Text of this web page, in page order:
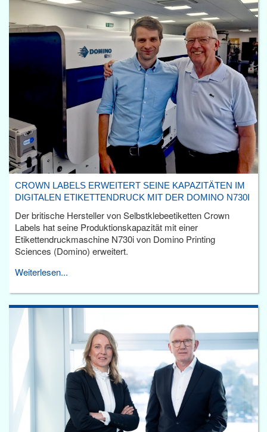
CROWN LABELS ERWEITERT SEINE KAPAZITÄTEN IM
DIGITALEN ETIKETTENDRUCK MIT DER DOMINO N730I
Der britische Hersteller von Selbstklebeetiketten Crown
Labels hat seine Produktionskapazität mit einer
Etikettendruckmaschine N730i von Domino Printing
Sciences (Domino) erweitert.
Weiterlesen...